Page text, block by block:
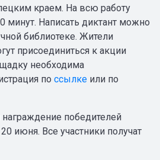
краем. На всю работу
минут. Написать диктант можно
библиотеке. Жители
присоединиться к акции
необходима
по ссылке или по
победителей
июня. Все участники получат